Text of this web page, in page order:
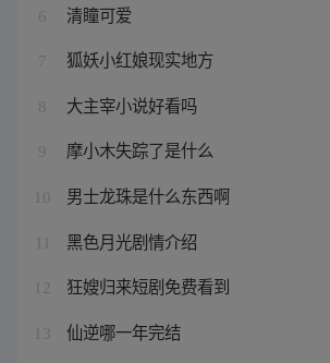
6 清瞳可爱
7 狐妖小红娘现实地方
8 大主宰小说好看吗
9 摩小木失踪了是什么
10 男士龙珠是什么东西啊
黑色月光剧情介绍
12 狂嫂归来短剧免费看到
13 仙逆哪一年完结